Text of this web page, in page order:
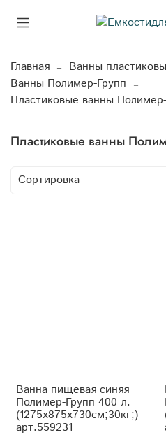
Главная
Ванны
Ванны Полимер-Групп
Пластиковые ванны
Пластиковые ванны
Ванна пищевая синяя
Полимер-Групп 400 л.
(1275x875x730см;30кг;) -
арт.559231